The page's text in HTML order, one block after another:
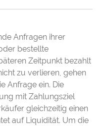
Anfragen ihrer
bestellte
Zeitpunkt bezahlt
zu verlieren, gehen
Anfrage ein. Die
mit Zahlungsziel
gleichzeitig einen
auf Liquidität. Um die